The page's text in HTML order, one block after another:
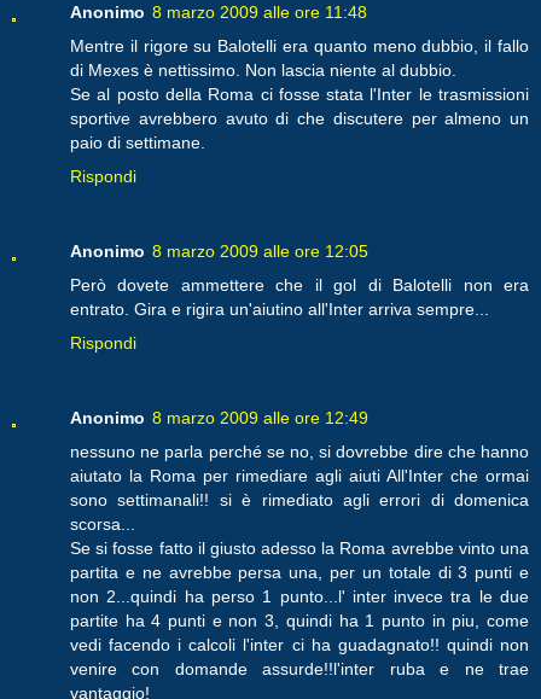
Anonimo 8 marzo 2009 alle ore 11:48
Mentre il rigore su Balotelli era quanto meno dubbio, il fallo
di Mexes è nettissimo. Non lascia niente al dubbio.
Se al posto della Roma ci fosse stata l'Inter le trasmissioni
sportive avrebbero avuto di che discutere per almeno un
paio di settimane.
Rispondi
Anonimo 8 marzo 2009 alle ore 12:05
Però dovete ammettere che il gol di Balotelli non era
entrato. Gira e rigira un'aiutino all'Inter arriva sempre...
Rispondi
Anonimo 8 marzo 2009 alle ore 12:49
nessuno ne parla perché se no, si dovrebbe dire che hanno
aiutato la Roma per rimediare agli aiuti All'Inter che ormai
sono settimanali!! si è rimediato agli errori di domenica
scorsa...
Se si fosse fatto il giusto adesso la Roma avrebbe vinto una
partita e ne avrebbe persa una, per un totale di 3 punti e
non 2...quindi ha perso 1 punto...l' inter invece tra le due
partite ha 4 punti e non 3, quindi ha 1 punto in piu, come
vedi facendo i calcoli l'inter ci ha guadagnato!! quindi non
venire con domande assurde!!l'inter ruba e ne trae
vantaggio!